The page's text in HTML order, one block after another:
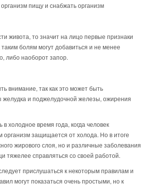
пищу и снабжать организм
живота, то значит на лицо первые признаки
болям могут добавиться и не менее
либо наоборот запор.
внимание, так как это может быть
и поджелудочной железы, ожирения
холодное время года, когда человек
защищается от холода. Но в итоге
жирового слоя, но и различные заболевания
тяжелее справляться со своей работой.
прислушаться к некоторым правилам и
могут показаться очень простыми, но к